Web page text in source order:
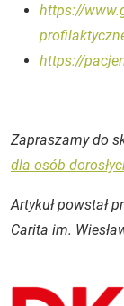
https://
https://
Zapraszamy do
dla osób
Artykuł powstał
Carita im.